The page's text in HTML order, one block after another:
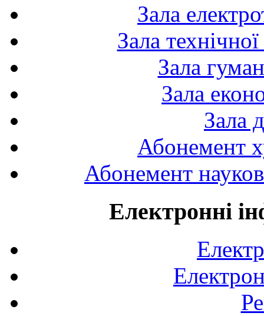
Зала
Зала
Зала
Зала
Зала
Абонемент
Абонемент
Електронні